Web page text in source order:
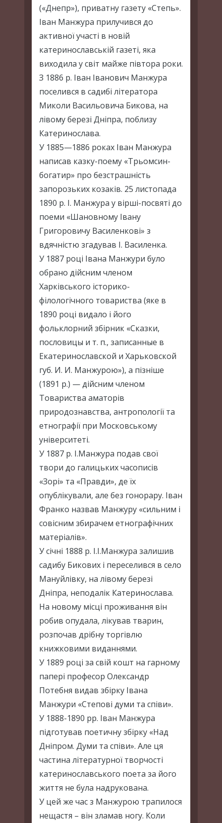
(«Днепр»), приватну газету «Степь».
Іван Манжура прилучився до
активної участі в новій
катеринославській газеті, яка
виходила у світ майже півтора роки.
З 1886 р. Іван Іванович Манжура
поселився в садибі літератора
Миколи Васильовича Бикова, на
лівому березі Дніпра, поблизу
Катеринослава.
У 1885—1886 роках Іван Манжура
написав казку-поему «Трьомсин-
богатир» про безстрашність
запорозьких козаків. 25 листопада
1890 р. І. Манжура у вірші-посвяті до
поеми «Шановному Івану
Григоровичу Василенкові» з
вдячністю згадував І. Василенка.
У 1887 році Івана Манжури було
обрано дійсним членом
Харківського історико-
філологічного товариства (яке в
1890 році видало і його
фольклорний збірник «Сказки,
пословицы и т. п., записанные в
Екатеринославской и Харьковской
губ. И. И. Манжурою»), а пізніше
(1891 р.) — дійсним членом
Товариства аматорів
природознавства, антропології та
етнографії при Московському
університеті.
У 1887 р. І.Манжура подав свої
твори до галицьких часописів
«Зорі» та «Правди», де їх
опублікували, але без гонорару. Іван
Франко назвав Манжуру «сильним і
совісним збирачем етнографічних
матеріалів».
У січні 1888 р. І.І.Манжура залишив
садибу Бикових і переселився в село
Мануйлівку, на лівому березі
Дніпра, неподалік Катеринослава.
На новому місці проживання він
робив опудала, лікував тварин,
розпочав дрібну торгівлю
книжковими виданнями.
У 1889 році за свій кошт на гарному
папері професор Олександр
Потебня видав збірку Івана
Манжури «Степові думи та співи».
У 1888-1890 рр. Іван Манжура
підготував поетичну збірку «Над
Дніпром. Думи та співи». Але ця
частина літературної творчості
катеринославського поета за його
життя не була надрукована.
У цей же час з Манжурою трапилося
нещастя – він зламав ногу. Коли